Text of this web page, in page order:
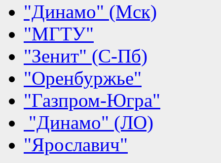
"Динамо" (Мск)
"МГТУ"
"Зенит" (С-Пб)
"Оренбуржье"
"Газпром-Югра"
"Динамо" (ЛО)
"Ярославич"